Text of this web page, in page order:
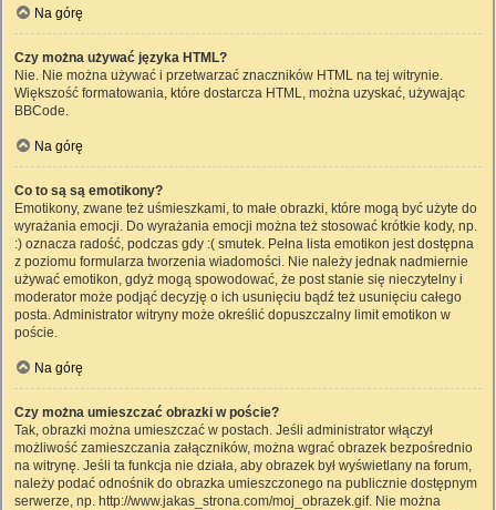
Na górę
Czy można używać języka HTML?
Nie. Nie można używać i przetwarzać znaczników HTML na tej witrynie.
Większość formatowania, które dostarcza HTML, można uzyskać, używając
BBCode.
Na górę
Co to są są emotikony?
Emotikony, zwane też uśmieszkami, to małe obrazki, które mogą być użyte do
wyrażania emocji. Do wyrażania emocji można też stosować krótkie kody, np.
:) oznacza radość, podczas gdy :( smutek. Pełna lista emotikon jest dostępna
z poziomu formularza tworzenia wiadomości. Nie należy jednak nadmiernie
używać emotikon, gdyż mogą spowodować, że post stanie się nieczytelny i
moderator może podjąć decyzję o ich usunięciu bądź też usunięciu całego
posta. Administrator witryny może określić dopuszczalny limit emotikon w
poście.
Na górę
Czy można umieszczać obrazki w poście?
Tak, obrazki można umieszczać w postach. Jeśli administrator włączył
możliwość zamieszczania załączników, można wgrać obrazek bezpośrednio
na witrynę. Jeśli ta funkcja nie działa, aby obrazek był wyświetlany na forum,
należy podać odnośnik do obrazka umieszczonego na publicznie dostępnym
serwerze, np. http://www.jakas_strona.com/moj_obrazek.gif. Nie można